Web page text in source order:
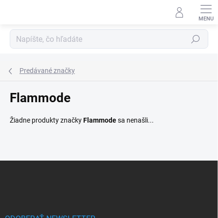
Hľadať
Predávané značky
Flammode
Žiadne produkty značkyFlammodesa nenašli...